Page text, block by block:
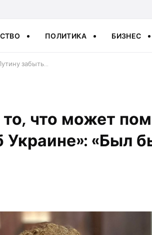
ПОЛИТИКА БИЗНЕС
забыть…
что может
Украине»: «Был